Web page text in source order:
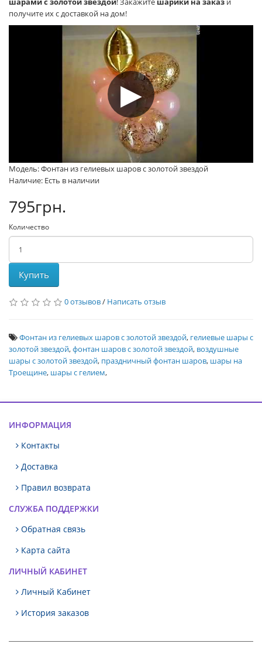
получите их с доставкой на дом!
Модель: Фонтан из гелиевых шаров с золотой звездой
Наличие: Есть в наличии
795грн.
Количество
Купить
0 отзывов/ Написать отзыв
Фонтан из гелиевых шаров с золотой звездой, гелиевые шары с
золотой звездой,фонтан шаров с золотой звездой, воздушные
шары с золотой звездой, праздничный фонтан шаров, шары на
Троещине, шары с гелием,
ИНФОРМАЦИЯ
Контакты
Доставка
Правил возврата
СЛУЖБА ПОДДЕРЖКИ
Обратная связь
Карта сайта
ЛИЧНЫЙ КАБИНЕТ
Личный Кабинет
История заказов